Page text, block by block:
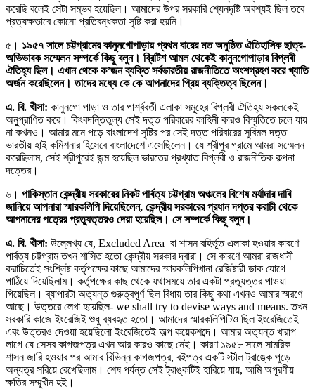
করেছি বলেই সেটা সম্ভব হয়েছিল। আমাদের উপর সরকারি শ্যেনদৃষ্টি অবশ্যই ছিল তবে
প্রত্যক্ষভাবে কোনো প্রতিবন্ধকতা সৃষ্টি করা হয়নি।
৫। ১৯৫৭ সালে চট্টগ্রামের কানুনগোপাড়ায় প্রথম বারের মত অনুষ্ঠিত ঐতিহাসিক ছাত্র-
অভিভাবক সম্মেলন সম্পর্কে কিছু বলুন। ব্রিটিশ আমল থেকেই কানুনগোপাড়ার বিপ্লবী
ঐতিহ্য ছিল। এখান থেকে ক’জন ব্যক্তি সর্বভারতীয় রাজনীতিতে অংশগ্রহণ করে খ্যাতি
অর্জন করেছিলেন। তাদের মধ্যে কে কে আপনাদের প্রিয় ব্যক্তিত্ব ছিলেন।
এ. বি. খীসা: কানুনগো পাড়া ও তার পার্শ্ববর্তী এলাকা সমূহের বিপ্লবী ঐতিহ্য সকলকেই
অনুুপ্রাণিত করে। কিংবদন্তিতুল্য সেই দত্ত পরিবারের কাহিনী কারও বিস্মৃতিতে চলে যায়
না কখনও। আমার মনে পড়ে বাংলাদেশ সৃষ্টির পর সেই দত্ত পরিবারের সুবিমল দত্ত
ভারতীয় হাই কমিশনার হিসেবে বাংলাদেশে এসেছিলেন। যে শ্রীপুর গ্রামে আমরা সম্মেলন
করেছিলাম, সেই শ্রীপুরেই জন্ম হয়েছিল ভারতের প্রখ্যাত বিপ্লবী ও রাজনীতিক কল্পনা
দত্তের।
৬। পাকিস্তান কেন্দ্রীয় সরকারের নিকট পার্বত্য চট্টগ্রাম অঞ্চলের বিশেষ মর্যাদার দাবি
জানিয়ে আপনারা স্মারকলিপি দিয়েছিলেন, কেন্দ্রীয় সরকারের প্রধান দপ্তর করাচী থেকে
আপনাদের পত্রের প্রত্যুত্তরও দেয়া হয়েছিল। সে সম্পর্কে কিছু বলুন।
এ. বি. খীসা: উল্লেখ্য যে, Excluded Area বা শাসন বহির্ভূত এলাকা হওয়ার কারণে
পার্বত্য চট্টগ্রাম তখন শাসিত হতো কেন্দ্রীয় সরকার দ্বারা। সে কারণে আমরা রাজধানী
করাচিতেই সংশ্লিষ্ট কর্তৃপক্ষের কাছে আমাদের স্মারকলিপিখানা রেজিষ্টারী ডাক যোগে
পাঠিয়ে দিয়েছিলাম। কর্তৃপক্ষের কাছ থেকে যথাসময়ে তার একটা প্রত্যুত্তর পাওয়া
গিয়েছিল। ব্যাপারটা অত্যন্ত গুরুত্বপূর্ণ ছিল বিধায় তার কিছু কথা এখনও আমার স্মরণে
আছে। উত্তরে লেখা হয়েছিল- we shall try to devise ways and means. তখন
সরকারি কাজে ইংরেজিই শুধু ব্যবহৃত হতো। আমাদের স্মারকলিপিটিও ছিল ইংরেজিতেই
এবং উত্তরও দেওয়া হয়েছিলো ইংরেজিতেই অল্প কয়েকশব্দে। আমার অত্যন্ত খারাপ
লাগে যে সেসব কাগজপত্র এখন আর কারও কাছে নেই। কারণ ১৯৫৮ সালে সামরিক
শাসন জারি হওয়ার পর আমার বিভিন্ন কাগজপত্র, বইপত্র একটি স্টীল ট্রাঙ্কে পুড়ে
অন্যত্র সরিয়ে রেখেছিলাম। শেষ পর্যন্ত সেই ট্রাঙ্কটিই হারিয়ে যায়, আমি অপূরণীয়
ক্ষতির সম্মুখীন হই।